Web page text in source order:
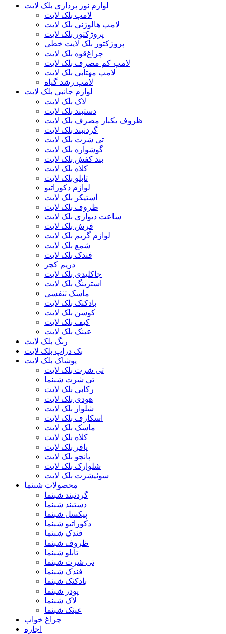
لوازم نور پردازی بلک لایت
لامپ بلک لایت
لامپ هالوژنی بلک لایت
پروژکتور بلک لایت
پروژکتور بلک لایت خطی
چراغ‌قوه بلک لایت
لامپ کم مصرف بلک لایت
لامپ مهتابی بلک لایت
لامپ رشد گیاه
لوازم جانبی بلک لایت
لاک بلک لایت
دستبند بلک لایت
ظروف یکبار مصرف بلک لایت
گردنبند بلک لایت
تی شرت بلک لایت
گوشواره بلک لایت
بند کفش بلک لایت
کلاه بلک لایت
تابلو بلک لایت
لوازم دکوراتیو
استیکر بلک لایت
ظروف بلک لایت
ساعت دیواری بلک لایت
فرش بلک لایت
لوازم گریم بلک لایت
شمع بلک لایت
فندک بلک لایت
دریم کچر
جاکلیدی بلک لایت
استرینگ بلک لایت
ماسک تنفسی
بادکنک بلک لایت
کوسن بلک لایت
کیف بلک لایت
عینک بلک لایت
رنگ بلک لایت
بک دراپ بلک لایت
پوشاک بلک لایت
تی شرت بلک لایت
تی شرت شبنما
رکابی بلک لایت
هودی بلک لایت
شلوار بلک لایت
اسکارف بلک لایت
ماسک بلک لایت
کلاه بلک لایت
پافر بلک لایت
پانچو بلک لایت
شلوارک بلک لایت
سوئیشرت بلک لایت
محصولات شبنما
گردنبند شبنما
دستبند شبنما
پیکسل شبنما
دکوراتیو شبنما
فندک شبنما
ظروف شبنما
تابلو شبنما
تی شرت شبنما
فندک شبنما
بادکنک شبنما
پودر شبنما
لاک شبنما
عینک شبنما
چراغ خواب
اجاره